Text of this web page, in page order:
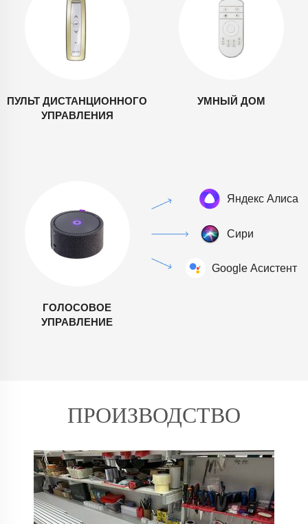
ПУЛЬТ ДИСТАНЦИОННОГО
УПРАВЛЕНИЯ
ГОЛОСОВОЕ
УПРАВЛЕНИЕ
УМНЫЙ ДОМ
ПРОИЗВОДСТВО